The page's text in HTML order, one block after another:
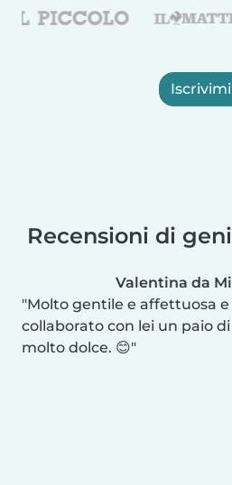
Recensioni di
Valentina da
Molto gentile e affettuosa
collaborato con lei un paio
molto dolce. 😊